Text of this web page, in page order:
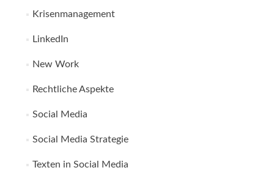
Krisenmanagement
LinkedIn
New Work
Rechtliche Aspekte
Social Media
Social Media Strategie
Texten in Social Media